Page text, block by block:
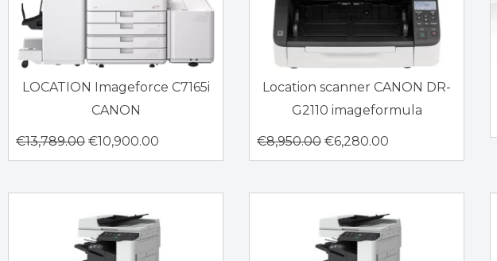
LOCATION Imageforce C7165i
CANON
€13,789.00 €10,900.00
Location scanner CANON DR-
G2110 imageformula
€8,950.00 €6,280.00